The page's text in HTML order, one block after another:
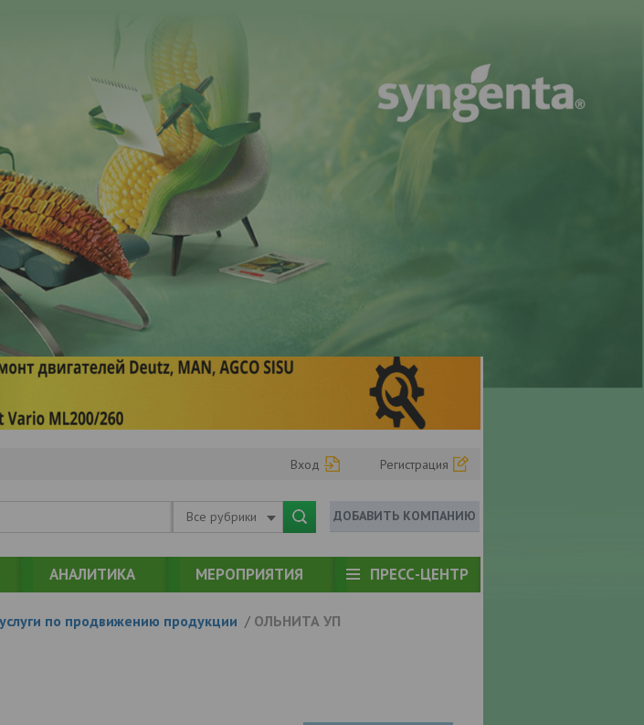
Вход Регистрация
Все рубрики ДОБАВИТЬ КОМПАНИЮ
АНАЛИТИКА МЕРОПРИЯТИЯ ПРЕСС-ЦЕНТР
по продвижению продукции / ОЛЬНИТА УП